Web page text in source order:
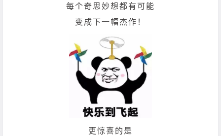
每个奇思妙想都有可能
变成下一幅杰作！
更惊喜的是